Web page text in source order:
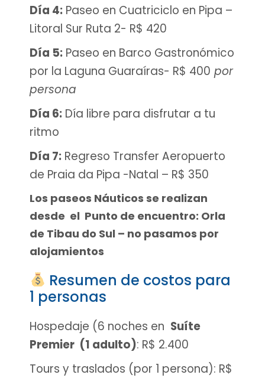
Día 4: Paseo en Cuatriciclo en Pipa –
Litoral Sur Ruta 2- R$ 420
Día 5: Paseo en Barco Gastronómico
por la Laguna Guaraíras- R$ 400 por
persona
Día 6: Día libre para disfrutar a tu
ritmo
Día 7: Regreso Transfer Aeropuerto
de Praia da Pipa -Natal – R$ 350
Los paseos Náuticos se realizan
desde el Punto de encuentro: Orla
de Tibau do Sul – no pasamos por
alojamientos
Resumen de costos para
1 personas
Hospedaje (6 noches en Suíte
Premier (1 adulto): R$ 2.400
Tours y traslados (por 1 persona): R$